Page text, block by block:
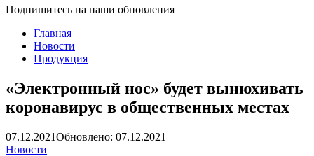
Подпишитесь на наши обновления
Главная
Новости
Продукция
«Электронный нос» будет вынюхивать
коронавирус в общественных местах
07.12.2021Обновлено: 07.12.2021
Новости